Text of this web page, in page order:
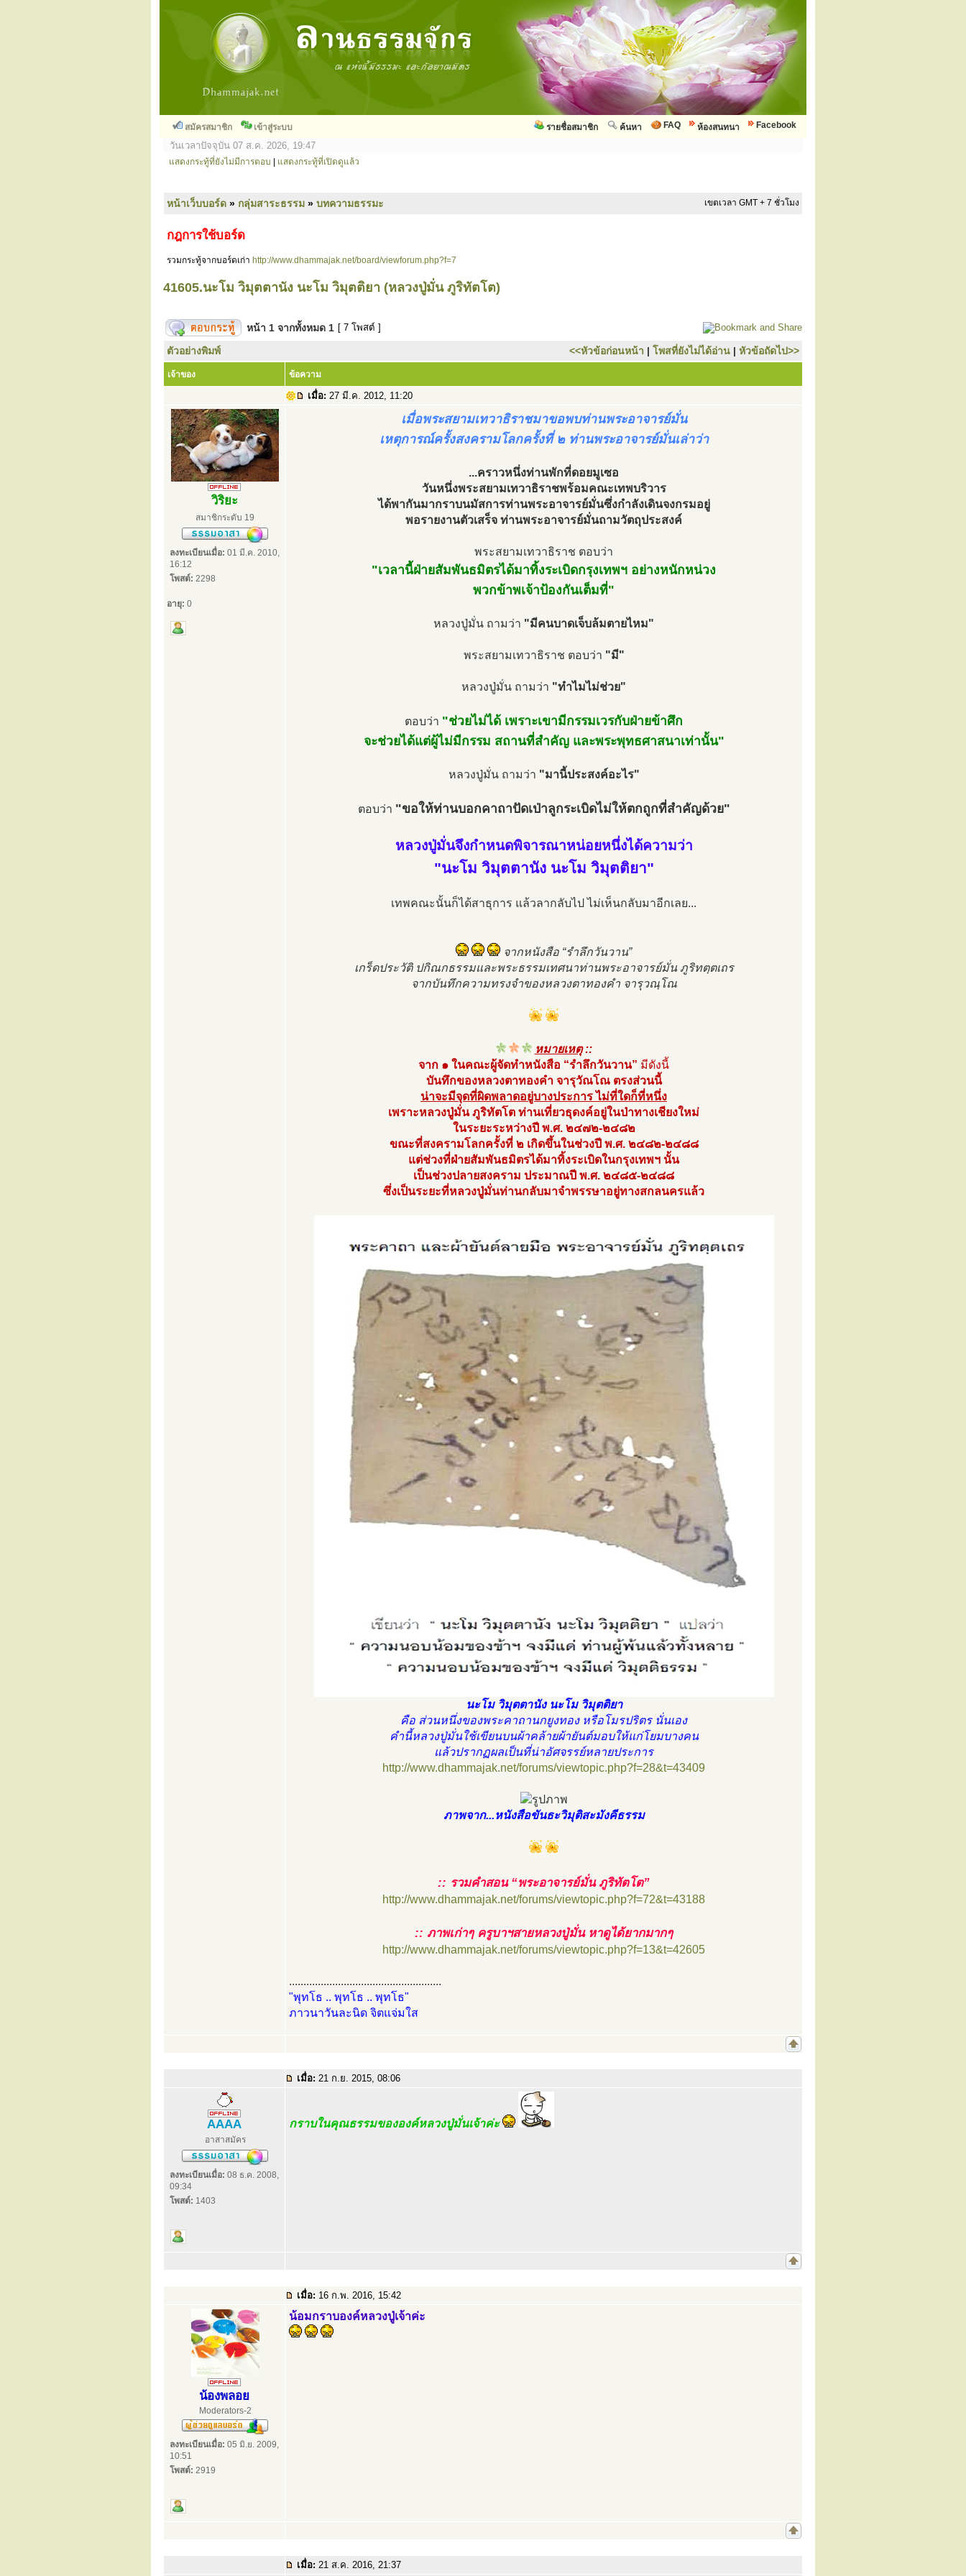
สมัครสมาชิก เข้าสู่ระบบ Facebook
ห้องสนทนา
FAQ
ค้นหา
รายชื่อสมาชิก
วันเวลาปัจจุบัน 07 ส.ค. 2026, 19:47
แสดงกระทู้ที่ยังไม่มีการตอบ แสดงกระทู้ที่เปิดดูแล้ว
หน้าเว็บบอร์ด » กลุ่มสาระธรรม » บทความธรรมะ เขตเวลา GMT + 7 ชั่วโมง
กฎการใช้บอร์ด
รวมกระทู้จากบอร์ดเก่า http://www.dhammajak.net/board/viewforum.php?f=7
41605.นะโม วิมุตตานัง นะโม วิมุตติยา (หลวงปู่มั่น ภูริทัตโต)
หน้า 1 จากทั้งหมด 1 [ 7 โพสต์ ]
ตัวอย่างพิมพ์ <<หัวข้อก่อนหน้า | โพสที่ยังไม่ได้อ่าน | หัวข้อถัดไป>>
เจ้าของ ข้อความ
เมื่อ: 27 มี.ค. 2012, 11:20
วิริยะ
สมาชิกระดับ 19
ลงทะเบียนเมื่อ: 01 มี.ค. 2010,
16:12
โพสต์: 2298
อายุ: 0
เมื่อพระสยามเทวาธิราชมาขอพบท่านพระอาจารย์มั่น
เหตุการณ์ครั้งสงครามโลกครั้งที่ ๒ ท่านพระอาจารย์มั่นเล่าว่า
...คราวหนึ่งท่านพักที่ดอยมูเซอ
วันหนึ่งพระสยามเทวาธิราชพร้อมคณะเทพบริวาร
ได้พากันมากราบนมัสการท่านพระอาจารย์มั่นซึ่งกำลังเดินจงกรมอยู่
พอรายงานตัวเสร็จ ท่านพระอาจารย์มั่นถามวัตถุประสงค์
พระสยามเทวาธิราช ตอบว่า
"เวลานี้ฝ่ายสัมพันธมิตรได้มาทิ้งระเบิดกรุงเทพฯ อย่างหนักหน่วง
พวกข้าพเจ้าป้องกันเต็มที่"
หลวงปู่มั่น ถามว่า "มีคนบาดเจ็บล้มตายไหม"
พระสยามเทวาธิราช ตอบว่า "มี"
หลวงปู่มั่น ถามว่า "ทำไมไม่ช่วย"
ตอบว่า "ช่วยไม่ได้ เพราะเขามีกรรมเวรกับฝ่ายข้าศึก
จะช่วยได้แต่ผู้ไม่มีกรรม สถานที่สำคัญ และพระพุทธศาสนาเท่านั้น"
หลวงปู่มั่น ถามว่า "มานี้ประสงค์อะไร"
ตอบว่า "ขอให้ท่านบอกคาถาปัดเป่าลูกระเบิดไม่ให้ตกถูกที่สำคัญด้วย"
หลวงปู่มั่นจึงกำหนดพิจารณาหน่อยหนึ่งได้ความว่า
"นะโม วิมุตตานัง นะโม วิมุตติยา"
เทพคณะนั้นก็ได้สาธุการ แล้วลากลับไป ไม่เห็นกลับมาอีกเลย...
จากหนังสือ “รำลึกวันวาน”
เกร็ดประวัติ ปกิณกธรรมและพระธรรมเทศนาท่านพระอาจารย์มั่น ภูริทตฺตเถร
จากบันทึกความทรงจำของหลวงตาทองคำ จารุวณฺโณ
หมายเหตุ::
จาก ๑ ในคณะผู้จัดทำหนังสือ “รำลึกวันวาน” มีดังนี้
บันทึกของหลวงตาทองคำ จารุวัณโณ ตรงส่วนนี้
น่าจะมีจุดที่ผิดพลาดอยู่บางประการ ไม่ที่ใดก็ที่หนึ่ง
เพราะหลวงปู่มั่น ภูริทัตโต ท่านเที่ยวธุดงค์อยู่ในป่าทางเชียงใหม่
ในระยะระหว่างปี พ.ศ. ๒๔๗๒-๒๔๘๒
ขณะที่สงครามโลกครั้งที่ ๒ เกิดขึ้นในช่วงปี พ.ศ. ๒๔๘๒-๒๔๘๘
แต่ช่วงที่ฝ่ายสัมพันธมิตรได้มาทิ้งระเบิดในกรุงเทพฯ นั้น
เป็นช่วงปลายสงคราม ประมาณปี พ.ศ. ๒๔๘๕-๒๔๘๘
ซึ่งเป็นระยะที่หลวงปู่มั่นท่านกลับมาจำพรรษาอยู่ทางสกลนครแล้ว
นะโม วิมุตตานัง นะโม วิมุตติยา
คือ ส่วนหนึ่งของพระคาถานกยูงทอง หรือโมรปริตร นั่นเอง
คำนี้หลวงปู่มั่นใช้เขียนบนผ้าคล้ายผ้ายันต์มอบให้แก่โยมบางคน
แล้วปรากฏผลเป็นที่น่าอัศจรรย์หลายประการ
http://www.dhammajak.net/forums/viewtopic.php?f=28&t=43409
ภาพจาก...หนังสือขันธะวิมุติสะมังคีธรรม
:: รวมคำสอน “พระอาจารย์มั่น ภูริทัตโต”
http://www.dhammajak.net/forums/viewtopic.php?f=72&t=43188
:: ภาพเก่าๆ ครูบาฯสายหลวงปู่มั่น หาดูได้ยากมากๆ
http://www.dhammajak.net/forums/viewtopic.php?f=13&t=42605
.....................................................
"พุทโธ .. พุทโธ .. พุทโธ"
ภาวนาวันละนิด จิตแจ่มใส
เมื่อ: 21 ก.ย. 2015, 08:06
AAAA
อาสาสมัคร
ลงทะเบียนเมื่อ: 08 ธ.ค. 2008,
09:34
โพสต์: 1403
กราบในคุณธรรมขององค์หลวงปู่มั่นเจ้าค่ะ
เมื่อ: 16 ก.พ. 2016, 15:42
น้องพลอย
Moderators-2
ลงทะเบียนเมื่อ: 05 มิ.ย. 2009,
10:51
โพสต์: 2919
น้อมกราบองค์หลวงปู่เจ้าค่ะ
เมื่อ: 21 ส.ค. 2016, 21:37